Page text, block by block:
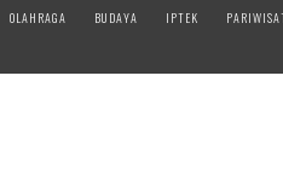
OLAHRAGA BUDAYA IPTEK